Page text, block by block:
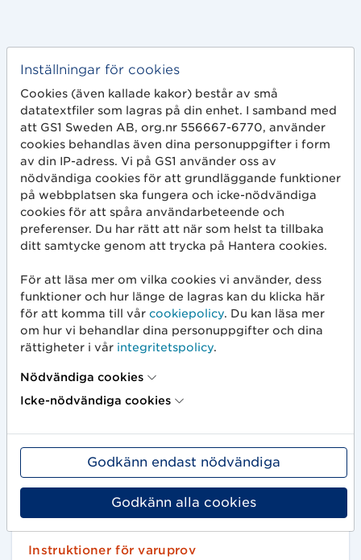
Kvalitetssäkring
Kvalitetssäkringsregler
Artikelinformation och
streckkodskvalitet
Kvalitetssäkringsregler
Produktbilder
Riktlinjer
Systembolagets produktbilder
Instruktioner för varuprov
Inställningar för cookies
Cookies (även kallade kakor) består av små
datatextfiler som lagras på din enhet. I samband med
att GS1 Sweden AB, org.nr 556667-6770, använder
cookies behandlas även dina personuppgifter i form
av din IP-adress. Vi på GS1 använder oss av
nödvändiga cookies för att grundläggande funktioner
på webbplatsen ska fungera och icke-nödvändiga
cookies för att spåra användarbeteende och
preferenser. Du har rätt att när som helst ta tillbaka
ditt samtycke genom att trycka på Hantera cookies.
För att läsa mer om vilka cookies vi använder, dess
funktioner och hur länge de lagras kan du klicka här
för att komma till vår cookiepolicy. Du kan läsa mer
om hur vi behandlar dina personuppgifter och dina
rättigheter i vår integritetspolicy.
Nödvändiga cookies
Icke-nödvändiga cookies
Godkänn endast nödvändiga
Godkänn alla cookies